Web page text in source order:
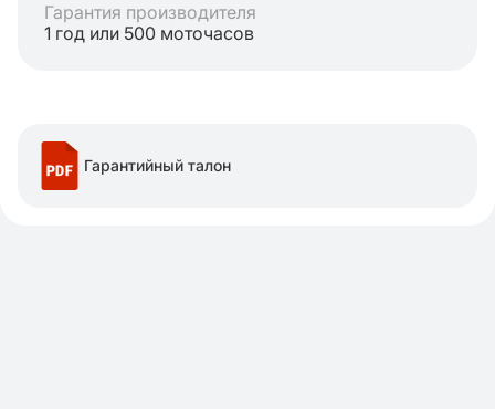
Гарантия производителя
1 год или 500 моточасов
Гарантийный талон